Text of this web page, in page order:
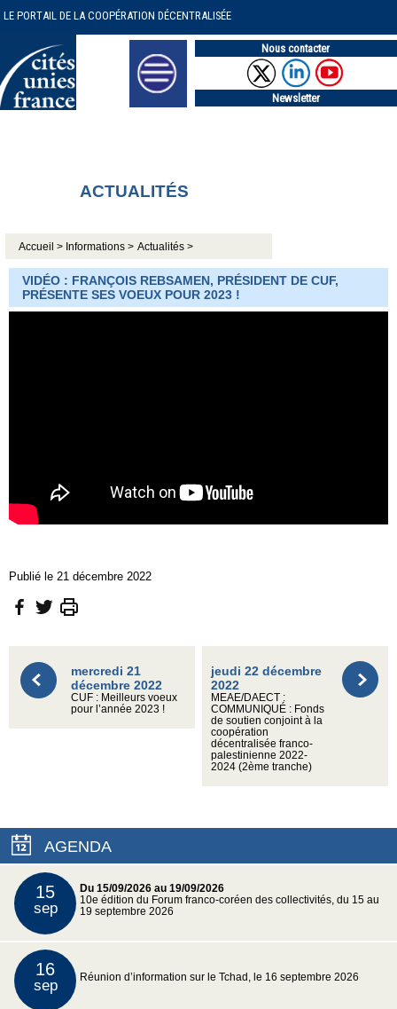
LE PORTAIL DE LA COOPÉRATION DÉCENTRALISÉE
Nous contacter
Newsletter
ACTUALITÉS
Accueil > Informations > Actualités >
VIDÉO : FRANÇOIS REBSAMEN, PRÉSIDENT DE CUF,
PRÉSENTE SES VOEUX POUR 2023 !
Publié le 21 décembre 2022
mercredi 21
décembre 2022
CUF : Meilleurs voeux
pour l’année 2023 !
jeudi 22 décembre
2022
MEAE/DAECT :
COMMUNIQUÉ : Fonds
de soutien conjoint à la
coopération
décentralisée franco-
palestinienne 2022-
2024 (2ème tranche)
AGENDA
15
sep
Du 15/09/2026 au 19/09/2026
10e édition du Forum franco-coréen des collectivités, du 15 au
19 septembre 2026
16
sep Réunion d’information sur le Tchad, le 16 septembre 2026